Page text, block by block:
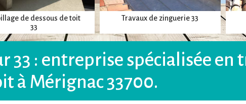
de dessous de toit
33
Travaux de zinguerie 33
33 : entreprise spécialisée en
à Mérignac 33700.